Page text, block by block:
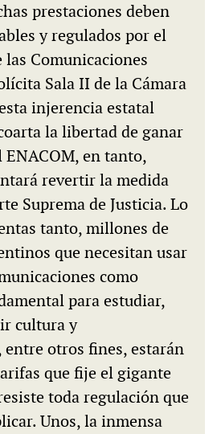
prestaciones deben
y regulados por el
Comunicaciones
Sala II de la Cámara
injerencia estatal
la libertad de ganar
en tanto,
revertir la medida
Suprema de Justicia. Lo
tanto, millones de
que necesitan usar
como
para estudiar,
cultura y
otros fines, estarán
que fije el gigante
toda regulación que
Unos, la inmensa